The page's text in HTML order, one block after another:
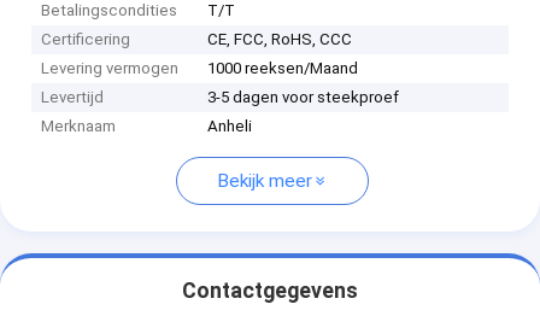
Betalingscondities
T/T
Certificering
CE, FCC, RoHS, CCC
Levering vermogen
1000 reeksen/Maand
Levertijd
3-5 dagen voor steekproef
Merknaam
Anheli
Bekijk meer
Contactgegevens